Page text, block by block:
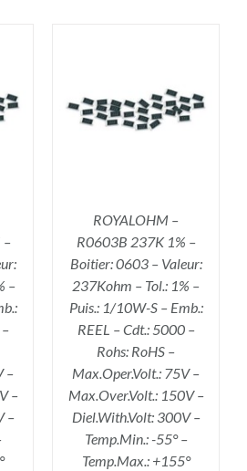
–
–
–
–
–
ROYALOHM –
R0603B 237K 1% –
Boitier: 0603 – Valeur:
237Kohm – Tol.: 1% –
Puis.: 1/10W-S – Emb.:
REEL – Cdt.: 5000 –
Rohs: RoHS –
Max.Oper.Volt.: 75V –
Max.Over.Volt.: 150V –
Diel.With.Volt: 300V –
Temp.Min.: -55° –
Temp.Max.: +155°